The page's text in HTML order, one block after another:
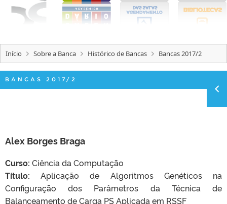
OUVIDORIA
Início Sobre a Banca Histórico de Bancas Bancas 2017/2
BANCAS 2017/2
Alex Borges Braga
Curso: Ciência da Computação
Título: Aplicação de Algoritmos Genéticos na
Configuração dos Parâmetros da Técnica de
Balanceamento de Carga PS Aplicada em RSSF